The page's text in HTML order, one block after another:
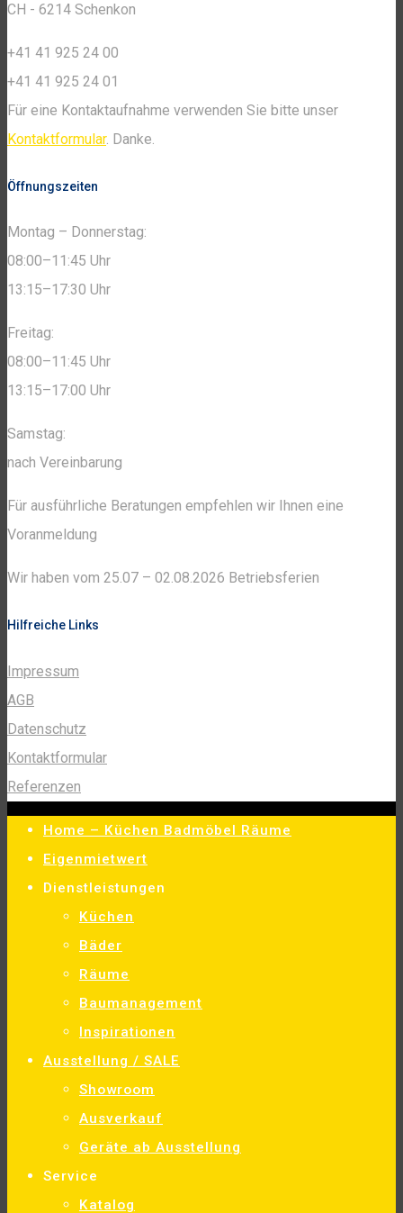
CH - 6214 Schenkon
+41 41 925 24 00
+41 41 925 24 01
Für eine Kontaktaufnahme verwenden Sie bitte unser
Kontaktformular. Danke.
Öffnungszeiten
Montag – Donnerstag:
08:00–11:45 Uhr
13:15–17:30 Uhr
Freitag:
08:00–11:45 Uhr
13:15–17:00 Uhr
Samstag:
nach Vereinbarung
Für ausführliche Beratungen empfehlen wir Ihnen eine
Voranmeldung
Wir haben vom 25.07 – 02.08.2026 Betriebsferien
Hilfreiche Links
Impressum
AGB
Datenschutz
Kontaktformular
Referenzen
Home – Küchen Badmöbel Räume
Eigenmietwert
Dienstleistungen
Küchen
Bäder
Räume
Baumanagement
Inspirationen
Ausstellung / SALE
Showroom
Ausverkauf
Geräte ab Ausstellung
Service
Katalog